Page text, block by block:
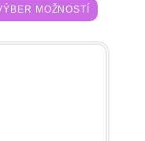
MOŽNOSTÍ